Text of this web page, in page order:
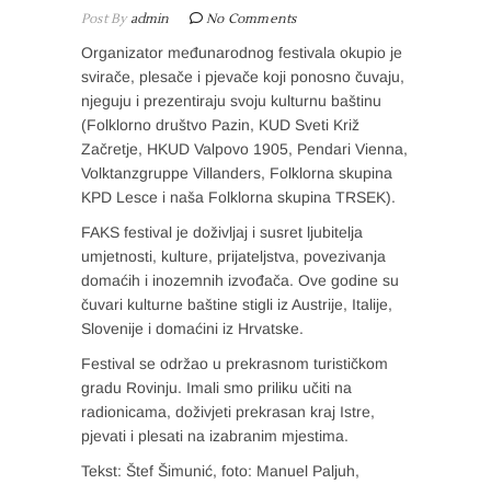
Post Byadmin No Comments
Organizator međunarodnog festivala okupio je
svirače, plesače i pjevače koji ponosno čuvaju,
njeguju i prezentiraju svoju kulturnu baštinu
(Folklorno društvo Pazin, KUD Sveti Križ
Začretje, HKUD Valpovo 1905, Pendari Vienna,
Volktanzgruppe Villanders, Folklorna skupina
KPD Lesce i naša Folklorna skupina TRSEK).
FAKS festival je doživljaj i susret ljubitelja
umjetnosti, kulture, prijateljstva, povezivanja
domaćih i inozemnih izvođača. Ove godine su
čuvari kulturne baštine stigli iz Austrije, Italije,
Slovenije i domaćini iz Hrvatske.
Festival se održao u prekrasnom turističkom
gradu Rovinju. Imali smo priliku učiti na
radionicama, doživjeti prekrasan kraj Istre,
pjevati i plesati na izabranim mjestima.
Tekst: Štef Šimunić, foto: Manuel Paljuh,